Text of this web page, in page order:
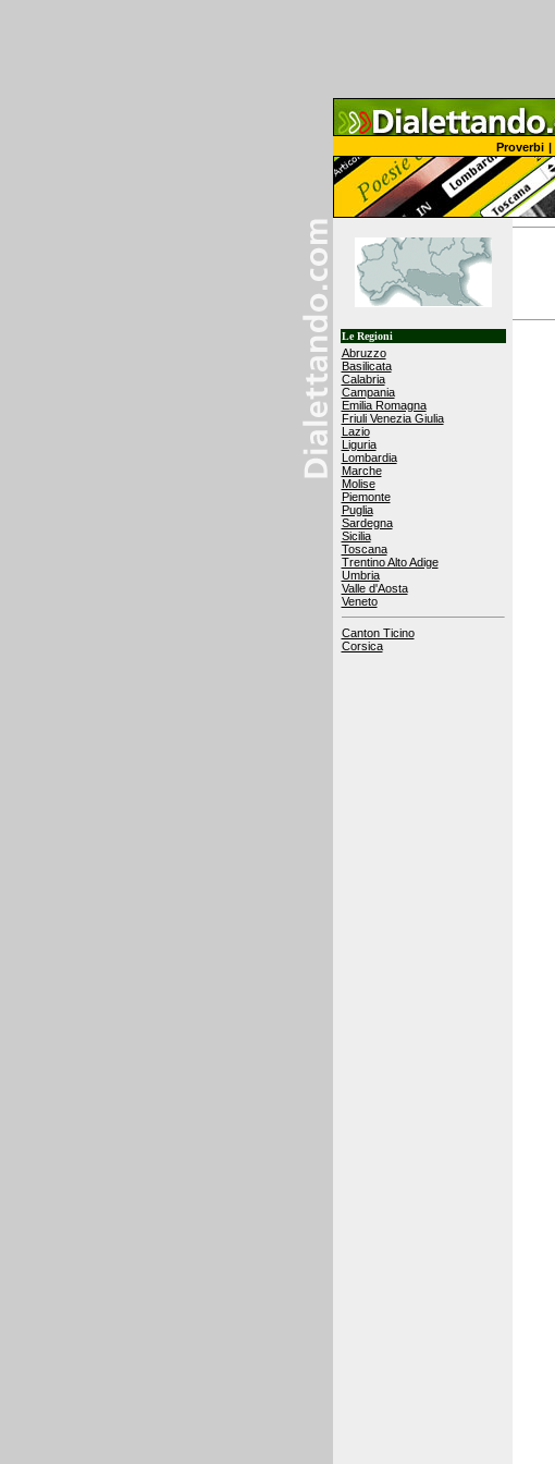
Proverbi |
Le Regioni
Abruzzo
Basilicata
Calabria
Campania
Emilia Romagna
Friuli Venezia Giulia
Lazio
Liguria
Lombardia
Marche
Molise
Piemonte
Puglia
Sardegna
Sicilia
Toscana
Trentino Alto Adige
Umbria
Valle d'Aosta
Veneto
Canton Ticino
Corsica